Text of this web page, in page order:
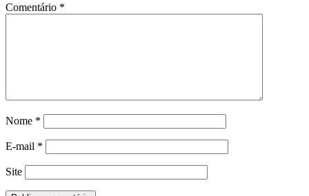
Comentário *
Nome *
E-mail *
Site